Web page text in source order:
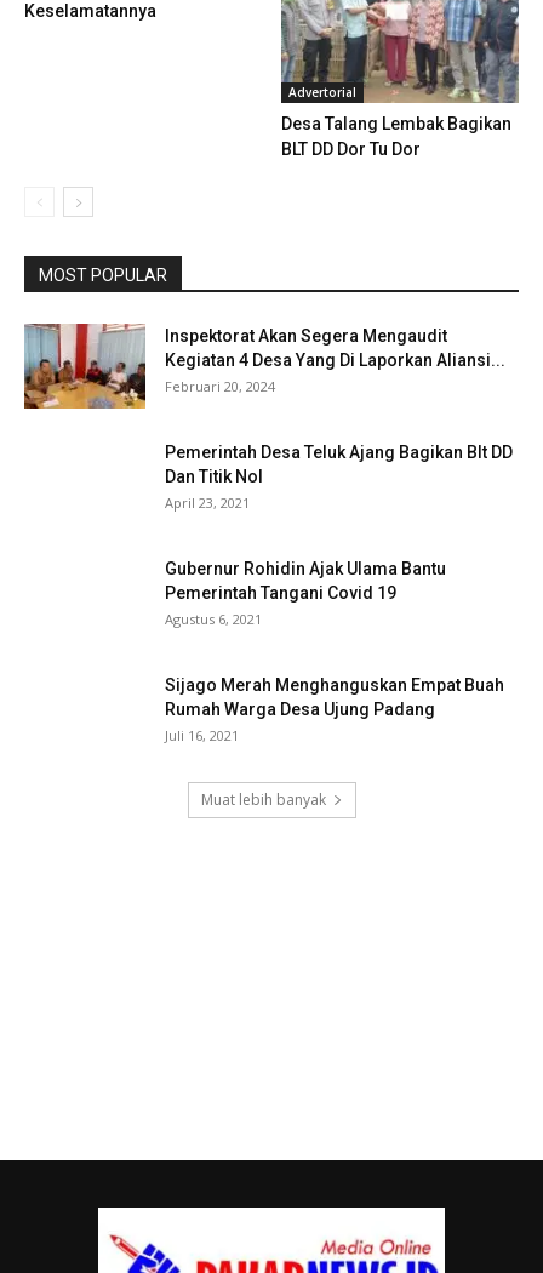
Keselamatannya
Advertorial
Desa Talang Lembak Bagikan
BLT DD Dor Tu Dor
MOST POPULAR
Inspektorat Akan Segera Mengaudit
Kegiatan 4 Desa Yang Di Laporkan Aliansi...
Februari 20, 2024
Pemerintah Desa Teluk Ajang Bagikan Blt DD
Dan Titik Nol
April 23, 2021
Gubernur Rohidin Ajak Ulama Bantu
Pemerintah Tangani Covid 19
Agustus 6, 2021
Sijago Merah Menghanguskan Empat Buah
Rumah Warga Desa Ujung Padang
Juli 16, 2021
Muat lebih banyak